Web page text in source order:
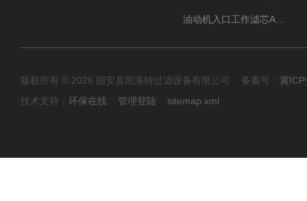
版权所有 © 2026 固安县凯洛特过滤设备有限公司 备案号： 冀
技术支持： 环保在线 管理登陆 sitemap.xml